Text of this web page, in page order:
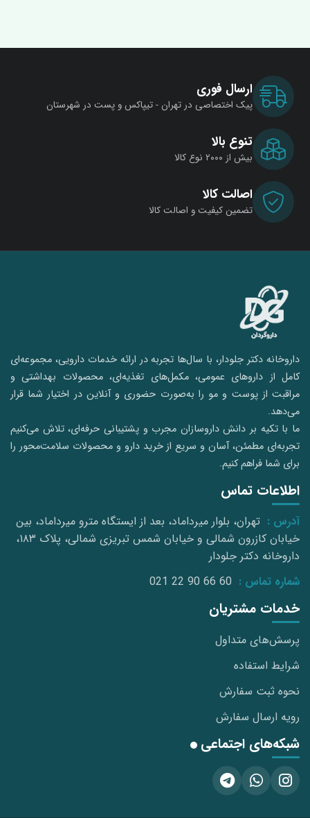
ارسال فوری
پیک اختصاصی در تهران - تیپاکس و پست در شهرستان
تنوع بالا
بیش از ۲۰۰۰ نوع کالا
اصالت کالا
تضمین کیفیت و اصالت کالا
داروخانه دکتر جلودار، با سال‌ها تجربه در ارائه خدمات دارویی، مجموعه‌ای
کامل از داروهای عمومی، مکمل‌های تغذیه‌ای، محصولات بهداشتی و
مراقبت از پوست و مو را به‌صورت حضوری و آنلاین در اختیار شما قرار
می‌دهد.
ما با تکیه بر دانش داروسازان مجرب و پشتیبانی حرفه‌ای، تلاش می‌کنیم
تجربه‌ای مطمئن، آسان و سریع از خرید دارو و محصولات سلامت‌محور را
برای شما فراهم کنیم.
اطلاعات تماس
آدرس : تهران، بلوار میرداماد، بعد از ایستگاه مترو میرداماد، بین
خیابان کازرون شمالی و خیابان شمس تبریزی شمالی، پلاک ۱۸۳،
داروخانه دکتر جلودار
شماره تماس : 021 22 90 66 60
خدمات مشتریان
پرسش‌های متداول
شرایط استفاده
نحوه ثبت سفارش
رویه ارسال سفارش
شبکه‌های اجتماعی